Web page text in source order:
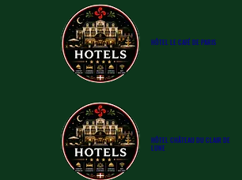
​HÔTELLE CAFÉ DE PARIS
​HÔTEL CHÂTEAU DU CLAIR DE
LUNE